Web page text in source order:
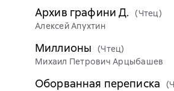
Архив графини Д.
(Чтец)
Алексей Апухтин
Миллионы
(Чтец)
Михаил Петрович Арцыбашев
Оборванная переписка